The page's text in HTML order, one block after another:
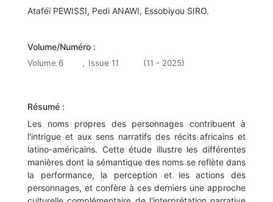
Ataféï PEWISSI, Pedi ANAWI, Essobiyou SIRO.
Volume/Numéro :
Volume 6 , Issue 11 (11 - 2025)
Résumé :
Les noms propres des personnages contribuent à
l'intrigue et aux sens narratifs des récits africains et
latino-américains. Cette étude illustre les différentes
manières dont la sémantique des noms se reflète dans
la performance, la perception et les actions des
personnages, et confère à ces derniers une approche